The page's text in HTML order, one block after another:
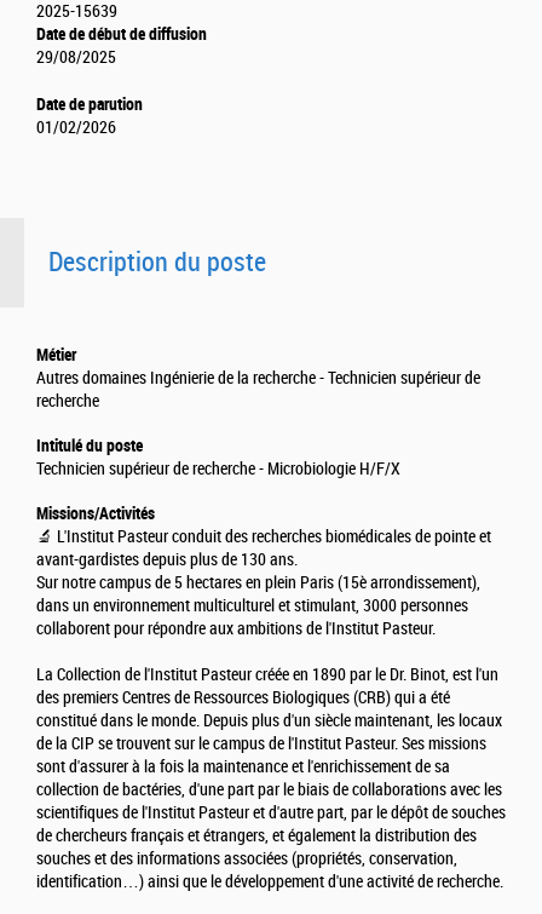
Description du poste
Métier
Autres domaines Ingénierie de la recherche - Technicien supérieur de
recherche
Intitulé du poste
Technicien supérieur de recherche - Microbiologie H/F/X
Missions/Activités
🔬 L'Institut Pasteur conduit des recherches biomédicales de pointe et
avant-gardistes depuis plus de 130 ans.
Sur notre campus de 5 hectares en plein Paris (15è arrondissement),
dans un environnement multiculturel et stimulant, 3000 personnes
collaborent pour répondre aux ambitions de l'Institut Pasteur.
La Collection de l'Institut Pasteur créée en 1890 par le Dr. Binot, est l'un
des premiers Centres de Ressources Biologiques (CRB) qui a été
constitué dans le monde. Depuis plus d'un siècle maintenant, les locaux
de la CIP se trouvent sur le campus de l'Institut Pasteur. Ses missions
sont d'assurer à la fois la maintenance et l'enrichissement de sa
collection de bactéries, d'une part par le biais de collaborations avec les
scientifiques de l'Institut Pasteur et d'autre part, par le dépôt de souches
de chercheurs français et étrangers, et également la distribution des
souches et des informations associées (propriétés, conservation,
identification…) ainsi que le développement d'une activité de recherche.
2025-15639
Date de début de diffusion
29/08/2025
Date de parution
01/02/2026